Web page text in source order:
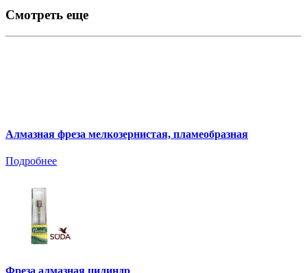
Смотреть еще
Алмазная фреза мелкозернистая, пламеобразная
Подробнее
Фреза алмазная цилиндр